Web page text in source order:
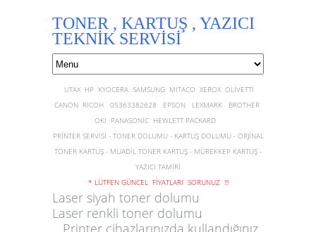
TONER , KARTUŞ , YAZICI
TEKNİK SERVİSİ
UTAX HP KYOCERA SAMSUNG MİTACO XEROX OLİVETTİ
CANON RİCOH 05363382628 EPSON LEXMARK BROTHER
OKİ PANASONİC HEWLETT PACKARD
PRİNTER SERVİSİ - TONER DOLUMU - KARTUŞ DOLUMU - ORJİNAL
TONER KARTUŞ - MUADİL TONER KARTUŞ - MÜREKKEP KARTUŞ -
YAZICI TAMİRİ
* LÜTFEN GÜNCEL FİYATLARI SORUNUZ !!!
Laser siyah toner dolumu
Laser renkli toner dolumu
Printer cihazlarınızda kullandığınız